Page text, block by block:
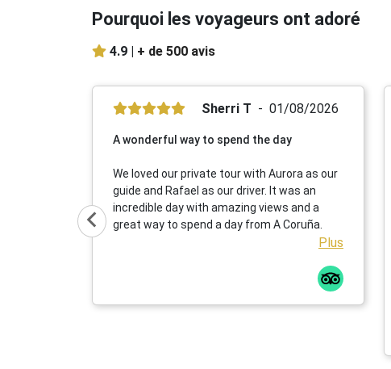
Pourquoi les voyageurs ont adoré
4.9 | + de 500 avis
Sherri T 01/08/2026
A wonderful way to spend the day
We loved our private tour with Aurora as our
guide and Rafael as our driver. It was an
incredible day with amazing views and a
great way to spend a day from A Coruña.
Plus